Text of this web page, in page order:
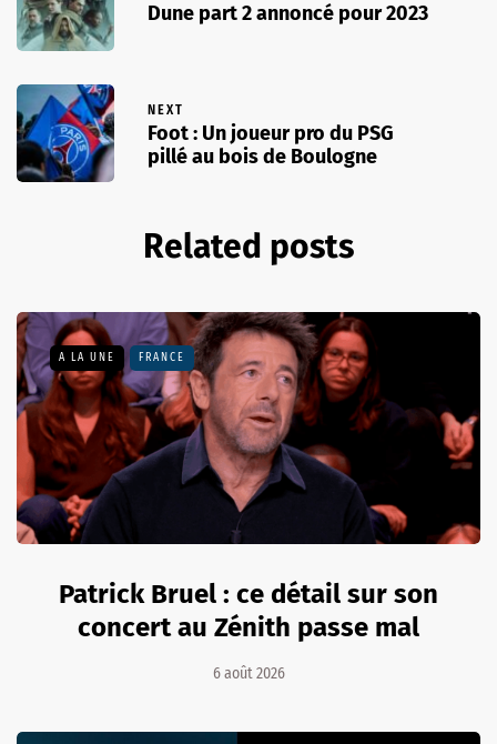
Dune part 2 annoncé pour 2023
NEXT
Foot : Un joueur pro du PSG
pillé au bois de Boulogne
Related posts
A LA UNE FRANCE
Patrick Bruel : ce détail sur son
concert au Zénith passe mal
6 août 2026